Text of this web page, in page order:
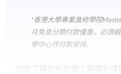
*香港大學專業進修學院
月免息分期付款優惠，必須
學中心作付款安排。
如欲了解如何於網上報讀新課